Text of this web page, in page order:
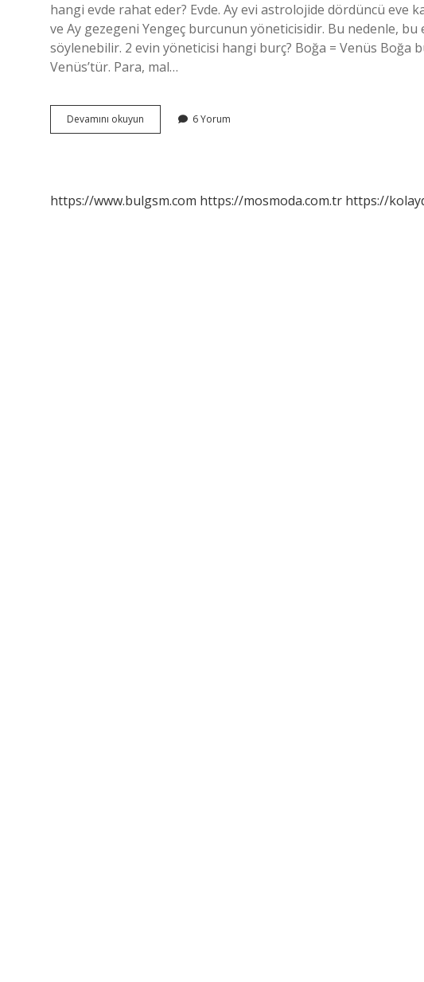
hangi evde rahat eder? Evde. Ay evi astrolojide dördüncü eve
ve Ay gezegeni Yengeç burcunun yöneticisidir. Bu nedenle,
söylenebilir. 2 evin yöneticisi hangi burç? Boğa = Venüs Boğa
Venüs’tür. Para, mal…
Devamını okuyun
Evde
6 Yorum
https://www.bulgsm.com https://mosmoda.com.tr https://